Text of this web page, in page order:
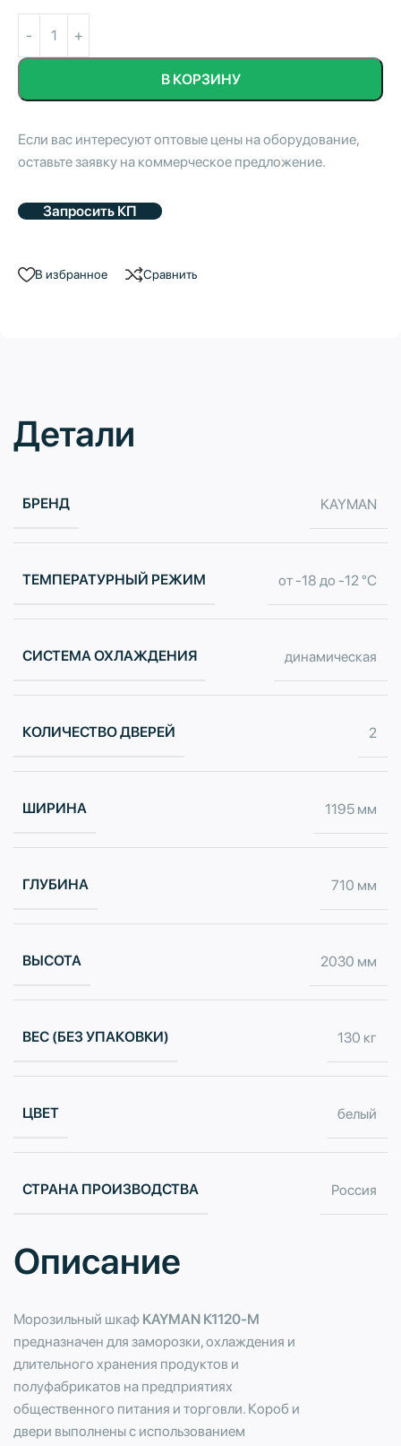
В КОРЗИНУ
Если вас интересуют оптовые цены на оборудование,
оставьте заявку на коммерческое предложение.
Запросить КП
В избранное Сравнить
Описание
Морозильный шкаф KAYMAN К1120-М
предназначен для заморозки, охлаждения и
длительного хранения продуктов и
полуфабрикатов на предприятиях
общественного питания и торговли. Короб и
двери выполнены с использованием
Детали
БРЕНД KAYMAN
ТЕМПЕРАТУРНЫЙ РЕЖИМ от -18 до -12 °C
СИСТЕМА ОХЛАЖДЕНИЯ динамическая
КОЛИЧЕСТВО ДВЕРЕЙ 2
ШИРИНА 1195 мм
ГЛУБИНА 710 мм
ВЫСОТА 2030 мм
ВЕС (БЕЗ УПАКОВКИ) 130 кг
ЦВЕТ белый
СТРАНА ПРОИЗВОДСТВА Россия